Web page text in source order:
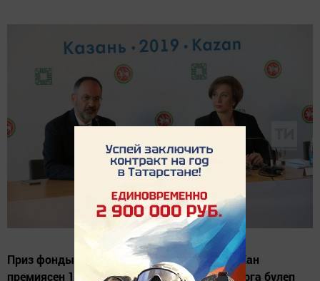
Приз фонды 1 миллион доллар булган Ага Хан
премиясен 13 сентябрьдә җиңүче-проектларга бүлеп